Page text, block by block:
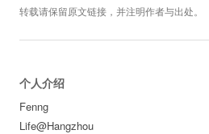
转载请保留原文链接，并注明作者与出处。
个人介绍
Fenng
Life@Hangzhou